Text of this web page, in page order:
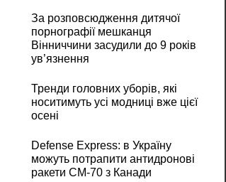
За розповсюдження дитячої
порнографії мешканця
Вінниччини засудили до 9 років
ув’язнення
Тренди головних уборів, які
носитимуть усі модниці вже цієї
осені
Defense Express: в Україну
можуть потрапити антидронові
ракети CM-70 з Канади